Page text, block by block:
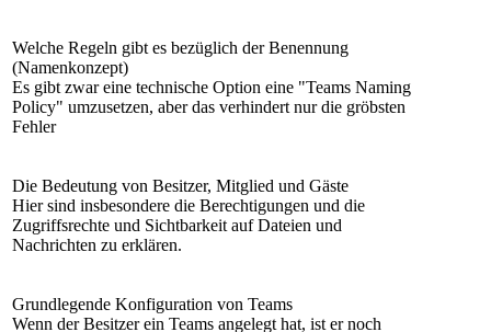
Welche Regeln gibt es bezüglich der Benennung
(Namenkonzept)
Es gibt zwar eine technische Option eine "Teams Naming
Policy" umzusetzen, aber das verhindert nur die gröbsten
Fehler
Die Bedeutung von Besitzer, Mitglied und Gäste
Hier sind insbesondere die Berechtigungen und die
Zugriffsrechte und Sichtbarkeit auf Dateien und
Nachrichten zu erklären.
Grundlegende Konfiguration von Teams
Wenn der Besitzer ein Teams angelegt hat, ist er noch